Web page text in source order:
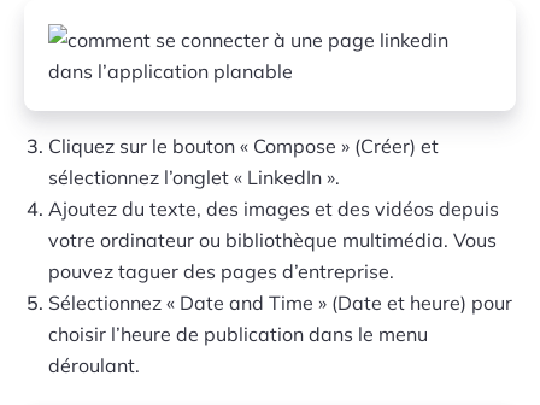
Cliquez sur le bouton « Compose » (Créer) et
sélectionnez l’onglet « LinkedIn ».
Ajoutez du texte, des images et des vidéos depuis
votre ordinateur ou bibliothèque multimédia. Vous
pouvez taguer des pages d’entreprise.
Sélectionnez « Date and Time » (Date et heure) pour
choisir l’heure de publication dans le menu
déroulant.